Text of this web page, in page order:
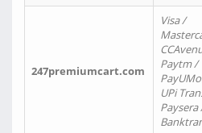
247premiumcart.com
Visa /
Paytm /
UPi
Paysera